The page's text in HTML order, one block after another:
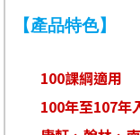
【產品特色】
100課綱適用
100年至107年